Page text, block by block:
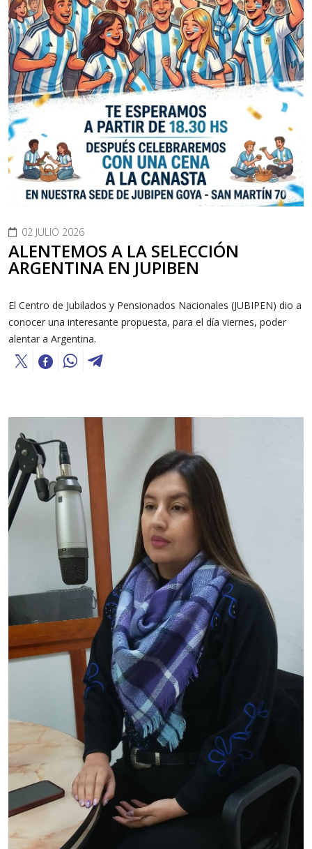
02 JULIO 2026
ALENTEMOS A LA SELECCIÓN
ARGENTINA EN JUPIBEN
El Centro de Jubilados y Pensionados Nacionales (JUBIPEN) dio a
conocer una interesante propuesta, para el día viernes, poder
alentar a Argentina.